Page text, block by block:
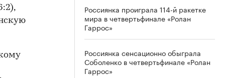
Россиянка проиграла 114-й ракетке
мира в четвертьфинале «Ролан
Гаррос»
Россиянка сенсационно обыграла
Соболенко в четвертьфинале «Ролан
Гаррос»